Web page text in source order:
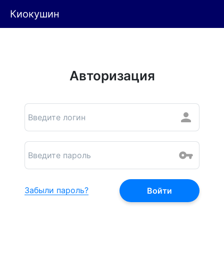
Киокушин
Авторизация
Забыли пароль?